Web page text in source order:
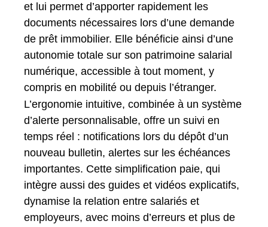
et lui permet d’apporter rapidement les
documents nécessaires lors d’une demande
de prêt immobilier. Elle bénéficie ainsi d’une
autonomie totale sur son patrimoine salarial
numérique, accessible à tout moment, y
compris en mobilité ou depuis l’étranger.
L’ergonomie intuitive, combinée à un système
d’alerte personnalisable, offre un suivi en
temps réel : notifications lors du dépôt d’un
nouveau bulletin, alertes sur les échéances
importantes. Cette simplification paie, qui
intègre aussi des guides et vidéos explicatifs,
dynamise la relation entre salariés et
employeurs, avec moins d’erreurs et plus de